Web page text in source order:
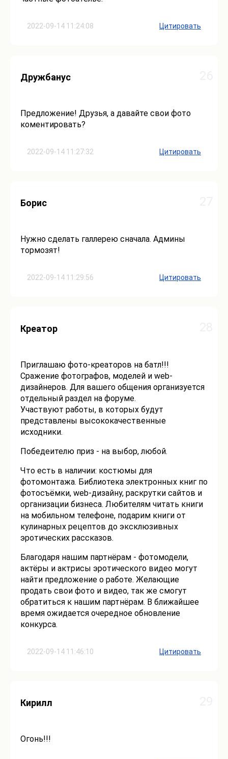
2022-09-14 11:24:08 Цитировать
2022-09-14 11:27:32
Дружбанус
Предложение! Друзья, а давайте свои фото
коментировать?
Цитировать
2022-09-14 11:29:56
Борис
Нужно сделать галлерею сначала. Админы
тормозят!
Цитировать
2022-09-14 11:46:10
Креатор
Приглашаю фото-креаторов на батл!!!
Сражение фотографов, моделей и web-
дизайнеров. Для вашего общения организуется
отдельный раздел на форуме.
Участвуют работы, в которых будут
представлены высококачественные
исходники.
Победеителю приз - на выбор, любой.
Что есть в наличии: костюмы для
фотомонтажа. Библиотека электронных книг по
фотосъёмки, web-дизайну, раскрутки сайтов и
организации бизнеса. Любителям читать книги
на мобильном телефоне, подарим книги от
кулинарных рецептов до эксклюзивных
эротических рассказов.
Благодаря нашим партнёрам - фотомодели,
актёры и актрисы эротического видео могут
найти предложение о работе. Желающие
продать свои фото и видео, так же смогут
обратиться к нашим партнёрам. В ближайшее
время ожидается очередное обновление
конкурса.
Цитировать
Кирилл
Огонь!!!